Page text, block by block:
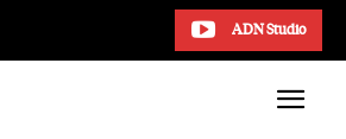
ADN Studio